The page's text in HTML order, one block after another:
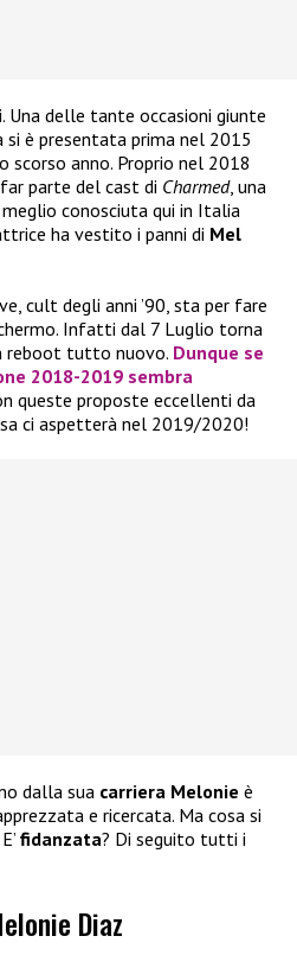
Una delle tante occasioni giunte
si è presentata prima nel 2015
scorso anno. Proprio nel 2018
parte del cast di Charmed, una
conosciuta qui in Italia
ha vestito i panni di Mel
cult degli anni ’90, sta per fare
Infatti dal 7 Luglio torna
reboot tutto nuovo. Dunque se
2018-2019 sembra
queste proposte eccellenti da
ci aspetterà nel 2019/2020!
dalla sua carriera Melonie è
e ricercata. Ma cosa si
fidanzata? Di seguito tutti i
Diaz